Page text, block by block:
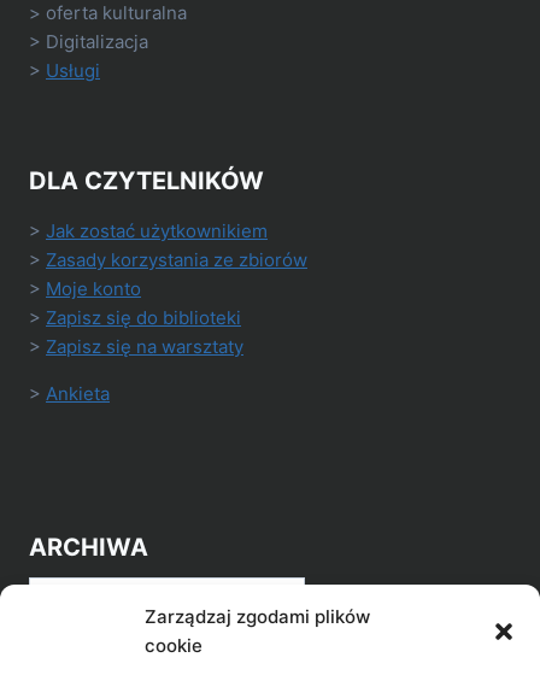
Zarządzaj zgodami plików
cookie
> oferta kulturalna
> Digitalizacja
> Usługi
DLA CZYTELNIKÓW
> Jak zostać użytkownikiem
> Zasady korzystania ze zbiorów
> Moje konto
> Zapisz się do biblioteki
> Zapisz się na warsztaty
> Ankieta
ARCHIWA
Archiwa